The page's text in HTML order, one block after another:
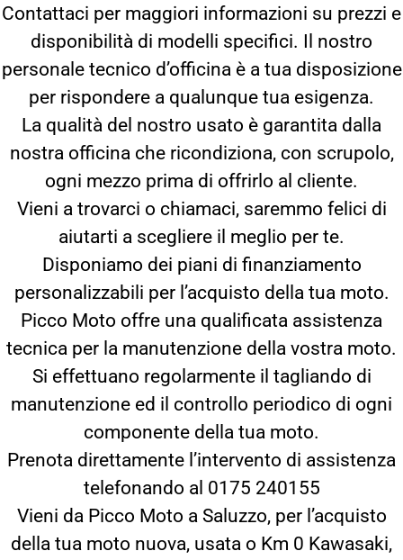
Contattaci per maggiori informazioni su prezzi e
disponibilità di modelli specifici. Il nostro
personale tecnico d’officina è a tua disposizione
per rispondere a qualunque tua esigenza.
La qualità del nostro usato è garantita dalla
nostra officina che ricondiziona, con scrupolo,
ogni mezzo prima di offrirlo al cliente.
Vieni a trovarci o chiamaci, saremmo felici di
aiutarti a scegliere il meglio per te.
Disponiamo dei piani di finanziamento
personalizzabili per l’acquisto della tua moto.
Picco Moto offre una qualificata assistenza
tecnica per la manutenzione della vostra moto.
Si effettuano regolarmente il tagliando di
manutenzione ed il controllo periodico di ogni
componente della tua moto.
Prenota direttamente l’intervento di assistenza
telefonando al 0175 240155
Vieni da Picco Moto a Saluzzo, per l’acquisto
della tua moto nuova, usata o Km 0 Kawasaki,